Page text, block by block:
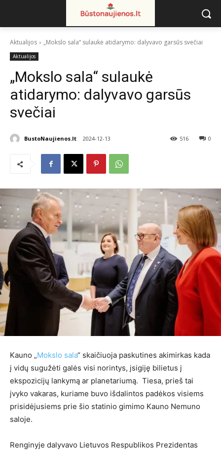
Aktualijos „Mokslo sala“ sulaukė atidarymo: dalyvavo garsūs svečiai
Aktualijos
„Mokslo sala“ sulaukė
atidarymo: dalyvavo garsūs
svečiai
BustoNaujienos.lt 2024-12-13 0
516
Kauno „Mokslo sala“ skaičiuoja paskutines akimirkas kada
į vidų sugužėti galės visi norintys, įsigiję bilietus į
ekspozicijų lankymą ar planetariumą. Tiesa, prieš tai
įvyko vakaras, kuriame buvo išdalintos padėkos visiems
prisidėjusiems prie šio statinio gimimo Kauno Nemuno
saloje.
Renginyje dalyvavo Lietuvos Respublikos Prezidentas